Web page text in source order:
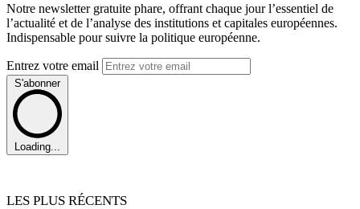
Notre newsletter gratuite phare, offrant chaque jour l’essentiel de
l’actualité et de l’analyse des institutions et capitales européennes.
Indispensable pour suivre la politique européenne.
Entrez votre email
S'abonner
Loading...
LES PLUS RÉCENTS